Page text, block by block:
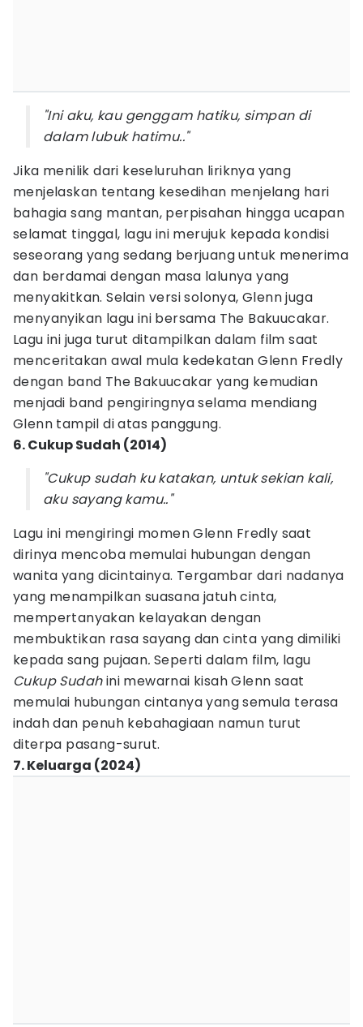
"Ini aku, kau genggam hatiku, simpan di
dalam lubuk hatimu.."
Jika menilik dari keseluruhan liriknya yang
menjelaskan tentang kesedihan menjelang hari
bahagia sang mantan, perpisahan hingga ucapan
selamat tinggal, lagu ini merujuk kepada kondisi
seseorang yang sedang berjuang untuk menerima
dan berdamai dengan masa lalunya yang
menyakitkan. Selain versi solonya, Glenn juga
menyanyikan lagu ini bersama The Bakuucakar.
Lagu ini juga turut ditampilkan dalam film saat
menceritakan awal mula kedekatan Glenn Fredly
dengan band The Bakuucakar yang kemudian
menjadi band pengiringnya selama mendiang
Glenn tampil di atas panggung.
6. Cukup Sudah (2014)
"Cukup sudah ku katakan, untuk sekian kali,
aku sayang kamu.."
Lagu ini mengiringi momen Glenn Fredly saat
dirinya mencoba memulai hubungan dengan
wanita yang dicintainya. Tergambar dari nadanya
yang menampilkan suasana jatuh cinta,
mempertanyakan kelayakan dengan
membuktikan rasa sayang dan cinta yang dimiliki
kepada sang pujaan. Seperti dalam film, lagu
Cukup Sudahini mewarnai kisah Glenn saat
memulai hubungan cintanya yang semula terasa
indah dan penuh kebahagiaan namun turut
diterpa pasang-surut.
7. Keluarga (2024)